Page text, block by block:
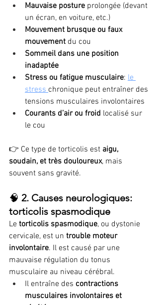
Mauvaise posture prolongée (devant
un écran, en voiture, etc.)
Mouvement brusque ou faux
mouvement du cou
Sommeil dans une position
inadaptée
Stress ou fatigue musculaire: le
stress chronique peut entraîner des
tensions musculaires involontaires
Courants d’air ou froid localisé sur
le cou
👉 Ce type de torticolis est aigu,
soudain, et très douloureux, mais
souvent sans gravité.
🧠 2. Causes neurologiques:
torticolis spasmodique
Le torticolis spasmodique, ou dystonie
cervicale, est un trouble moteur
involontaire. Il est causé par une
mauvaise régulation du tonus
musculaire au niveau cérébral.
Il entraîne des contractions
musculaires involontaires et